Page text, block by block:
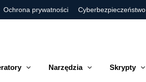
Ochrona prywatności Cyberbezpieczeństwo
Narzędzia Skrypty